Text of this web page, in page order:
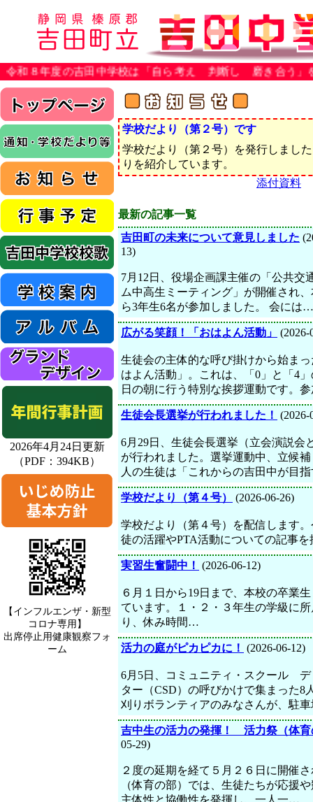
度の吉田中学校は「自ら考え 判断し 磨き合う」を重点目
2026年4月24日更新
（PDF：394KB）
【インフルエンザ・新型
コロナ専用】
出席停止用健康観察フォ
ーム
学校だより（第２号）です
学校だより（第２号）を発行しまし
りを紹介しています。
添付資料
最新の記事一覧
吉田町の未来について意見しました
13)
7月12日、役場企画課主催の「公共交
ム中高生ミーティング」が開催され
ら3年生6名が参加しました。 会には…
広がる笑顔！「おはよん活動」 (2026-
生徒会の主体的な呼び掛けから始ま
はよん活動」。これは、「0」と「4
日の朝に行う特別な挨拶運動です。
生徒会長選挙が行われました！ (2026-
6月29日、生徒会長選挙（立会演説会
が行われました。選挙運動中、立候
人の生徒は「これからの吉田中が目
学校だより（第４号） (2026-06-26)
学校だより（第４号）を配信します
徒の活躍やPTA活動についての記事
実習生奮闘中！ (2026-06-12)
６月１日から19日まで、本校の卒業
ています。１・２・３年生の学級に
り、休み時間…
活力の庭がピカピカに！ (2026-06-12)
6月5日、コミュニティ・スクール デ
ター（CSD）の呼びかけで集まった8
刈りボランティアのみなさんが、駐
吉中生の活力の発揮！ 活力祭（体育
05-29)
２度の延期を経て５月２６日に開催
（体育の部）では、生徒たちが応援
主体性と協働性を発揮し、一人一…